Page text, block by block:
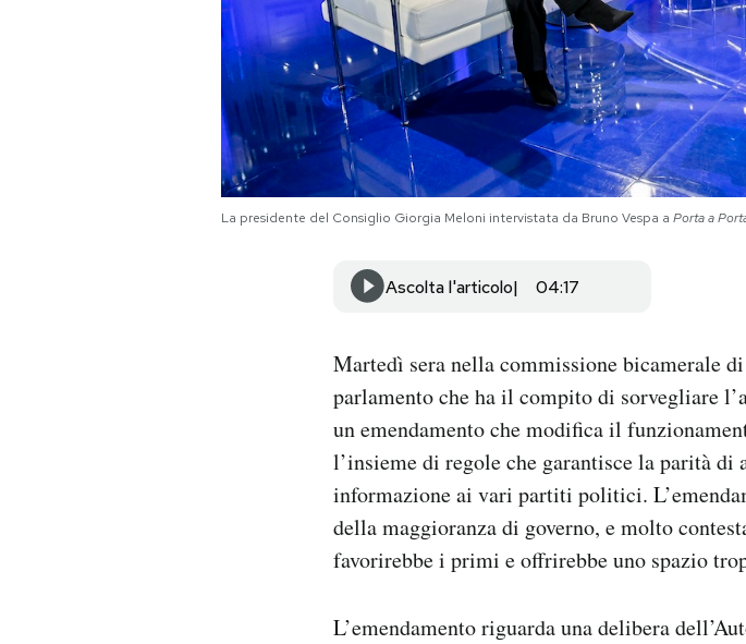
La presidente del Consiglio Giorgia Meloni intervistata da Bruno Vespa a Porta a
Ascolta l'articolo 04:17
Martedì sera nella commissione bicamerale
parlamento che ha il compito di sorvegliare
un emendamento che modifica il
l’insieme di regole che garantisce la parità
informazione ai vari partiti politici.
della maggioranza di governo, e molto
favorirebbe i primi e offrirebbe uno spazio
L’emendamento riguarda una delibera